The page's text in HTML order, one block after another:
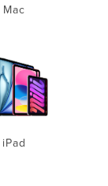
Mac
iPad